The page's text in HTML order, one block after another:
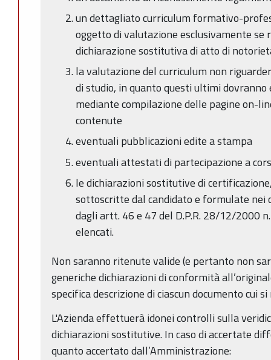
un dettagliato curriculum formativo-
oggetto di valutazione esclusivamente
dichiarazione sostitutiva di atto di
la valutazione del curriculum non
di studio, in quanto questi ultimi
mediante compilazione delle pagine on-
contenute
eventuali pubblicazioni edite a stampa
eventuali attestati di partecipazione a
le dichiarazioni sostitutive di
sottoscritte dal candidato e formulate nei
dagli artt. 46 e 47 del D.P.R. 28/12/2000
elencati.
Non saranno ritenute valide (e pertanto non
generiche dichiarazioni di conformità
specifica descrizione di ciascun documento cui
L'Azienda effettuerà idonei controlli sulla
dichiarazioni sostitutive. In caso di accertate
quanto accertato dall’Amministrazione: